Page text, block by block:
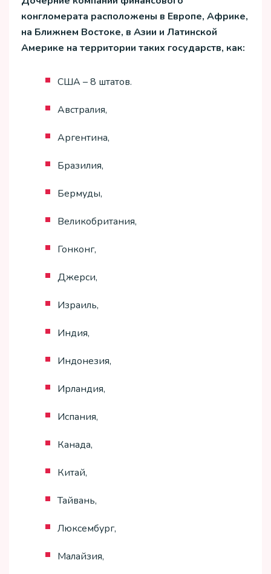
конгломерата расположены в Европе, Африке,
на Ближнем Востоке, в Азии и Латинской
Америке на территории таких государств, как:
США – 8 штатов.
Австралия,
Аргентина,
Бразилия,
Бермуды,
Великобритания,
Гонконг,
Джерси,
Израиль,
Индия,
Индонезия,
Ирландия,
Испания,
Канада,
Китай,
Тайвань,
Люксембург,
Малайзия,